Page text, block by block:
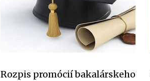
Rozpis promócií bakalárskeho